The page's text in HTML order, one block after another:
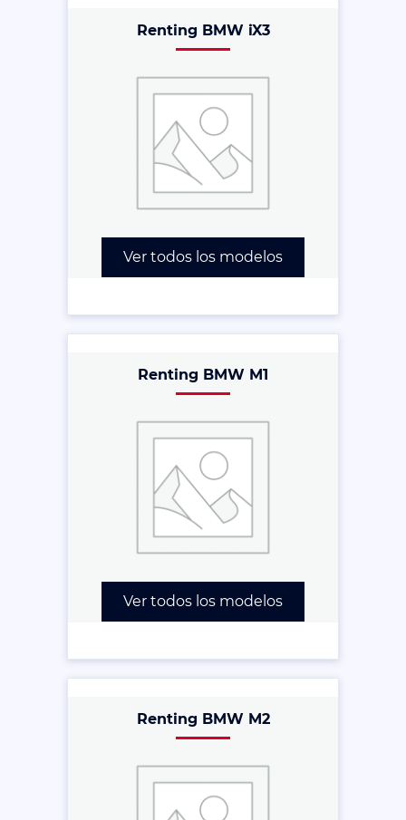
Renting BMW iX3
Ver todos los modelos
Renting BMW M1
Ver todos los modelos
Renting BMW M2